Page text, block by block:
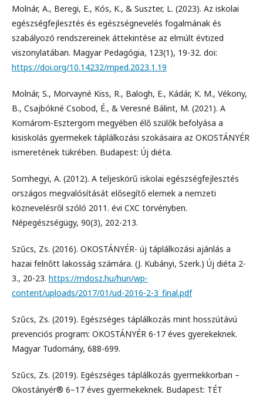
Molnár, A., Beregi, E., Kós, K., & Suszter, L. (2023). Az iskolai
egészségfejlesztés és egészségnevelés fogalmának és
szabályozó rendszereinek áttekintése az elmúlt évtized
viszonylatában. Magyar Pedagógia, 123(1), 19-32. doi:
https://doi.org/10.14232/mped.2023.1.19
Molnár, S., Morvayné Kiss, R., Balogh, E., Kádár, K. M., Vékony,
B., Csajbókné Csobod, É., & Veresné Bálint, M. (2021). A
Komárom-Esztergom megyében élő szülők befolyása a
kisiskolás gyermekek táplálkozási szokásaira az OKOSTÁNYÉR
ismeretének tükrében. Budapest: Új diéta.
Somhegyi, A. (2012). A teljeskörű iskolai egészségfejlesztés
országos megvalósítását elősegítő elemek a nemzeti
köznevelésről szóló 2011. évi CXC törvényben.
Népegészségügy, 90(3), 202-213.
Szűcs, Zs. (2016). OKOSTÁNYÉR- új táplálkozási ajánlás a
hazai felnőtt lakosság számára. (J. Kubányi, Szerk.) Új diéta 2-
3., 20-23. https://mdosz.hu/hun/wp-
content/uploads/2017/01/ud-2016-2-3_final.pdf
Szűcs, Zs. (2019). Egészséges táplálkozás mint hosszútávú
prevenciós program: OKOSTÁNYÉR 6-17 éves gyerekeknek.
Magyar Tudomány, 688-699.
Szűcs, Zs. (2019). Egészséges táplálkozás gyermekkorban –
Okostányér® 6–17 éves gyermekeknek. Budapest: TÉT